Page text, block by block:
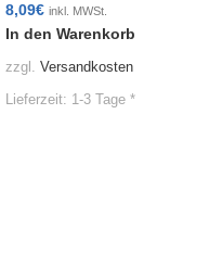
8,09€ inkl. MWSt.
In den Warenkorb
zzgl. Versandkosten
Lieferzeit: 1-3 Tage *